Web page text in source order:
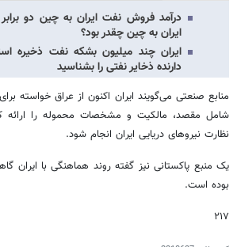
درآمد فروش نفت ایران به چین دو
ایران به چین چقدر بود؟
ایران چند میلیون بشکه نفت ذخیره
دارنده ذخایر نفتی را بشناسید
منابع صنعتی می‌گویند ایران اکنون از عراق خواسته
شامل مقصد، مالکیت و مشخصات محموله را ارائه
نظارت نیروهای دریایی ایران انجام شود.
یک منبع پاکستانی نیز گفته روند هماهنگی با ایران
بوده است.
۲۱۷